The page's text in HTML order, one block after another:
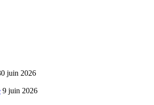
juin 2026
9 juin 2026